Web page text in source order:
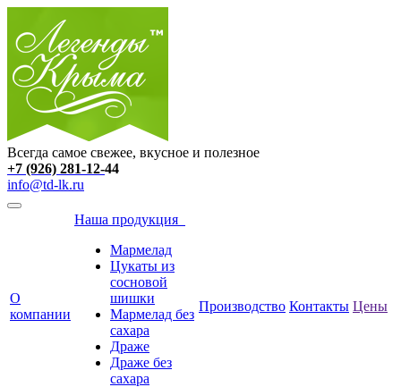
Всегда самое свежее, вкусное и полезное
+7 (926) 281-12-44
info@td-lk.ru
О
компании
Наша продукция
Мармелад
Цукаты из
сосновой
шишки
Мармелад без
сахара
Драже
Драже без
сахара
Производство Контакты Цены